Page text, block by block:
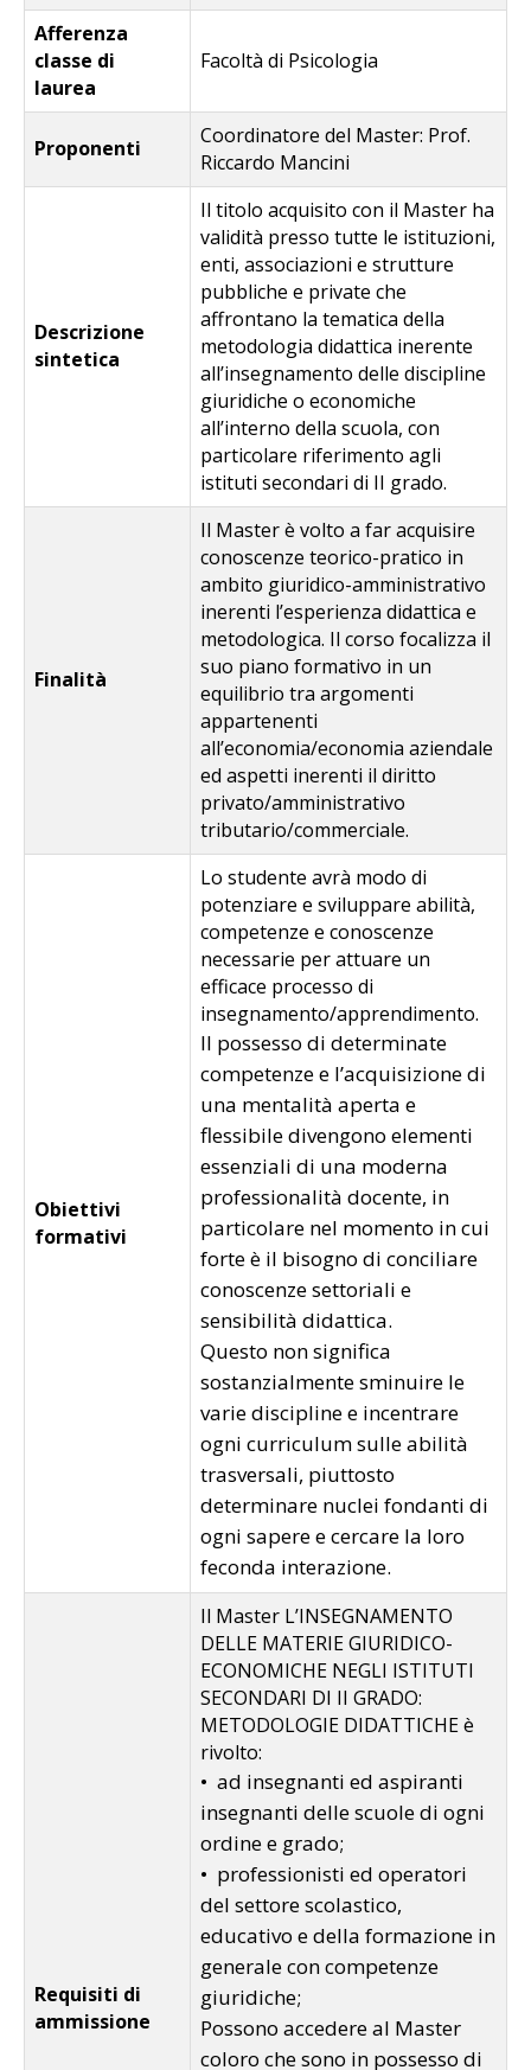
Afferenza
classe di
laurea
Facoltà di Psicologia
Proponenti
Coordinatore del Master: Prof.
Riccardo Mancini
Descrizione
sintetica
Il titolo acquisito con il Master ha
validità presso tutte le istituzioni,
enti, associazioni e strutture
pubbliche e private che
affrontano la tematica della
metodologia didattica inerente
all’insegnamento delle discipline
giuridiche o economiche
all’interno della scuola, con
particolare riferimento agli
istituti secondari di II grado.
Finalità
Il Master è volto a far acquisire
conoscenze teorico-pratico in
ambito giuridico-amministrativo
inerenti l’esperienza didattica e
metodologica. Il corso focalizza il
suo piano formativo in un
equilibrio tra argomenti
appartenenti
all’economia/economia aziendale
ed aspetti inerenti il diritto
privato/amministrativo
tributario/commerciale.
Obiettivi
formativi
Lo studente avrà modo di
potenziare e sviluppare abilità,
competenze e conoscenze
necessarie per attuare un
efficace processo di
insegnamento/apprendimento.
Il possesso di determinate
competenze e l’acquisizione di
una mentalità aperta e
flessibile divengono elementi
essenziali di una moderna
professionalità docente, in
particolare nel momento in cui
forte è il bisogno di conciliare
conoscenze settoriali e
sensibilità didattica.
Questo non significa
sostanzialmente sminuire le
varie discipline e incentrare
ogni curriculum sulle abilità
trasversali, piuttosto
determinare nuclei fondanti di
ogni sapere e cercare la loro
feconda interazione.
Requisiti di
ammissione
Il Master L’INSEGNAMENTO
DELLE MATERIE GIURIDICO-
ECONOMICHE NEGLI ISTITUTI
SECONDARI DI II GRADO:
METODOLOGIE DIDATTICHE è
rivolto:
• ad insegnanti ed aspiranti
insegnanti delle scuole di ogni
ordine e grado;
• professionisti ed operatori
del settore scolastico,
educativo e della formazione in
generale con competenze
giuridiche;
Possono accedere al Master
coloro che sono in possesso di